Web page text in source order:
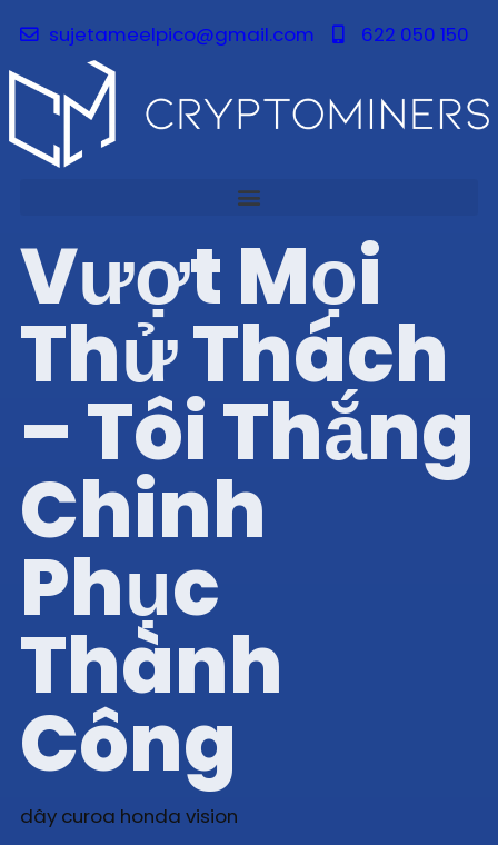
sujetameelpico@gmail.com 622 050 150
Vượt Mọi
Thử Thách
– Tôi Thắng
Chinh
Phục
Thành
Công
dây curoa honda vision